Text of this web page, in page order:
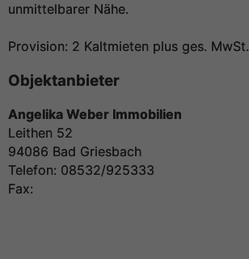
unmittelbarer Nähe.
Provision: 2 Kaltmieten plus ges. MwSt.
Objektanbieter
Angelika Weber Immobilien
Leithen 52
94086 Bad Griesbach
Telefon: 08532/925333
Fax: